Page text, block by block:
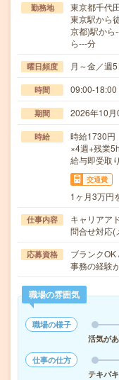
勤務地
東京都千代
東京駅から
京都)駅から
ら---分
曜日頻度 月～金／週
時間 09:00-18:00
期間 2026年10
時給
時給1730
×4週+残業
給与即受取
交通費
1ヶ月3万円
仕事内容
キャリアア
問合せ対応
応募資格
ブランク
事務の経験
職場の雰囲気
職場の様子
活気が
仕事の仕方
テキパキ